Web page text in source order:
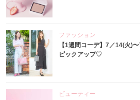
ファッション
【1週間コーデ】7／14(火)
ピックアップ♡
ビューティー